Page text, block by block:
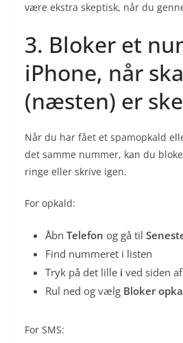
være ekstra skeptisk, når du
3. Bloker et
iPhone, når
(næsten) er
Når du har fået et spamopkald
det samme nummer, kan du
ringe eller skrive igen.
For opkald:
Åbn Telefon og gå til
Find nummeret i listen
Tryk på det lille i ved siden
Rul ned og vælg Bloker
For SMS: